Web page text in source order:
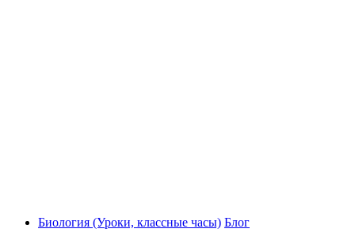
Биология (Уроки, классные часы) Блог